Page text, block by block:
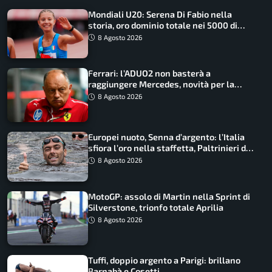
Mondiali U20: Serena Di Fabio nella
storia, oro dominio totale nei 5000 di
marcia
8 Agosto 2026
Ferrari: l’ADUO2 non basterà a
raggiungere Mercedes, novità per la
Macarena
8 Agosto 2026
Europei nuoto, Senna d’argento: l’Italia
sfiora l’oro nella staffetta, Paltrinieri da
urlo, il bilancio azzurro
8 Agosto 2026
MotoGP: assolo di Martin nella Sprint di
Silverstone, trionfo totale Aprilia
8 Agosto 2026
Tuffi, doppio argento a Parigi: brillano